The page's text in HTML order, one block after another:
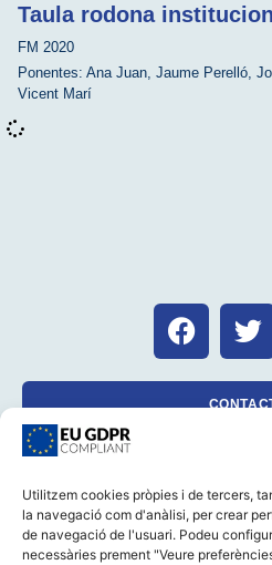
Utilitzem cookies pròpies i de tercers,
la navegació com d'anàlisi, per crear
de navegació de l'usuari. Podeu
necessàries prement "Veure
Taula rodona
FM 2020
Ponentes: Ana Juan Jaume Perelló
Vicent Marí
CASTELLANO
POLÍTICA DE GALETES (UE)